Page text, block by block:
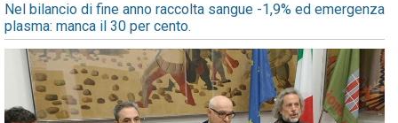
Nel bilancio di fine anno raccolta sangue -1,9% ed emergenza
plasma: manca il 30 per cento.